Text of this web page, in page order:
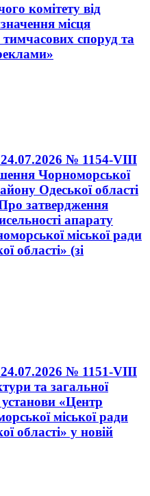
комітету від
місця
споруд та
24.07.2026 № 1154-VIII
Чорноморської
Одеської області
затвердження
апарату
міської ради
області» (зі
24.07.2026 № 1151-VIII
та загальної
«Центр
міської ради
області» у новій